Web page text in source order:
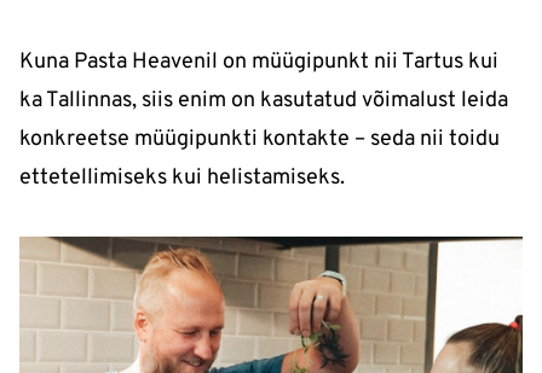
Kuna Pasta Heavenil on müügipunkt nii Tartus kui
ka Tallinnas, siis enim on kasutatud võimalust leida
konkreetse müügipunkti kontakte – seda nii toidu
ettetellimiseks kui helistamiseks.